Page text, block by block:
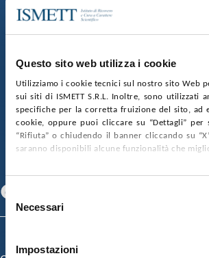
Questo sito web utilizza i cookie
Utilizziamo i cookie tecnici sul nostro sito Web
sui siti di ISMETT S.R.L. Inoltre, sono
specifiche per la corretta fruizione del sito, ad
cookie, oppure puoi cliccare su “Dettagli” per
“Rifiuta” o chiudendo il banner cliccando su
saranno disponibili alcune funzionalità che
Selezione
delNecessari
Impostazioni
Via Discesa dei Giudici 4 90133 Palermo
nr. REA PA-201818 P.I. 04544550827
SOCIETÀ TRASPARENTE
GARE E CONTRATTIPRIVACY
SOSTIENICIMAPPA DEL SITO
CONTATTI
Specializzazione)